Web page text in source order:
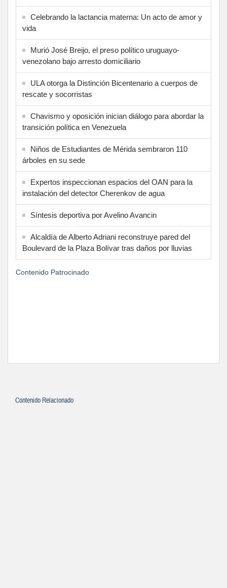
Celebrando la lactancia materna: Un acto de amor y
vida
Murió José Breijo, el preso político uruguayo-
venezolano bajo arresto domiciliario
ULA otorga la Distinción Bicentenario a cuerpos de
rescate y socorristas
Chavismo y oposición inician diálogo para abordar la
transición política en Venezuela
Niños de Estudiantes de Mérida sembraron 110
árboles en su sede
Expertos inspeccionan espacios del OAN para la
instalación del detector Cherenkov de agua
Síntesis deportiva por Avelino Avancin
Alcaldía de Alberto Adriani reconstruye pared del
Boulevard de la Plaza Bolívar tras daños por lluvias
Contenido Patrocinado
Contenido Relacionado